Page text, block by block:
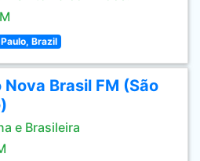
Brazil
Nova Brasil FM (São
e Brasileira